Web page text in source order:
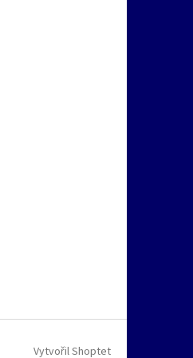
Vytvořil Shoptet